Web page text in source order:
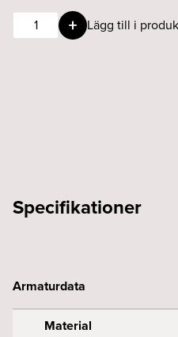
Moonlight
360
Lägg till i
Specifikationer
Armaturdata
Material